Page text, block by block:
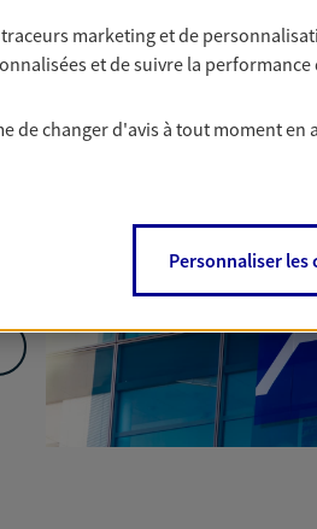
marketing et de
et de suivre la performance
de changer d'avis à tout moment en
Personnaliser les